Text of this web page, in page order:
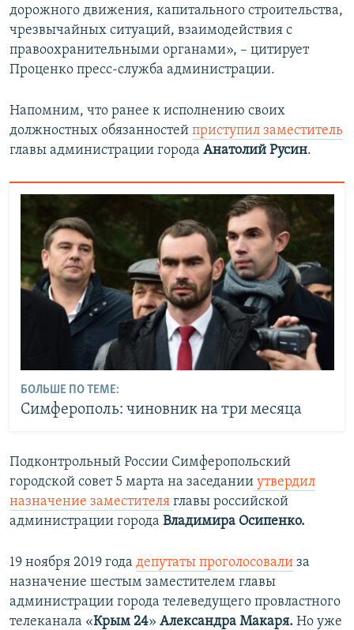
дорожного движения, капитального строительства,
чрезвычайных ситуаций, взаимодействия с
правоохранительными органами», – цитирует
Проценко пресс-служба администрации.
Напомним, что ранее к исполнению своих
должностных обязанностей приступил заместитель
главы администрации города Анатолий Русин.
БОЛЬШЕ ПО ТЕМЕ:
Симферополь: чиновник на три месяца
Подконтрольный России Симферопольский
городской совет 5 марта на заседании утвердил
назначение заместителя главы российской
администрации города Владимира Осипенко.
19 ноября 2019 года депутаты проголосовали за
назначение шестым заместителем главы
администрации города телеведущего провластного
телеканала «Крым 24» Александра Макаря. Но уже